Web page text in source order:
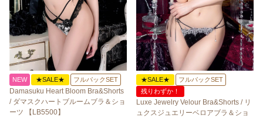
NEW ★SALE★ フルバックSET
Damasuku Heart Bloom Bra&Shorts
/ ダマスクハートブルームブラ＆ショ
ーツ 【LB5500】
★SALE★
フルバックSET
残りわずか！
Luxe Jewelry Velour Bra&Shorts / リ
ュクスジュエリーベロアブラ＆ショ